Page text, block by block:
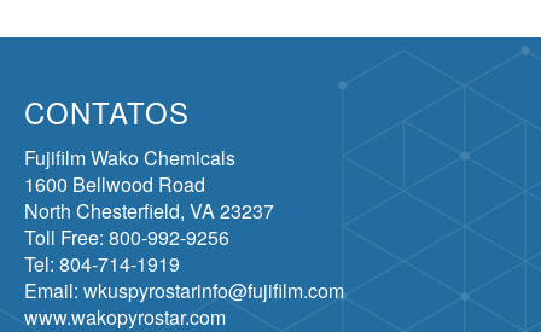
CONTATOS
Fujifilm Wako Chemicals
1600 Bellwood Road
North Chesterfield, VA 23237
Toll Free: 800-992-9256
Tel: 804-714-1919
Email: wkuspyrostarinfo@fujifilm.com
www.wakopyrostar.com